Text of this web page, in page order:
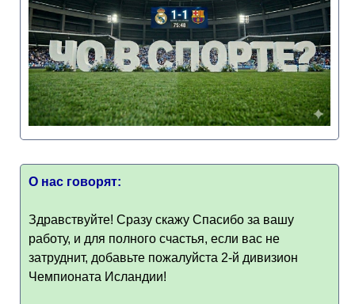
О нас говорят:
Здравствуйте! Сразу скажу Спасибо за вашу
работу, и для полного счастья, если вас не
затруднит, добавьте пожалуйста 2-й дивизион
Чемпионата Исландии!